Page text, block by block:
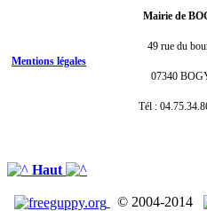
Mentions légales
Mairie de
49 rue du
07340
Tél :
Haut
© 2004-2014